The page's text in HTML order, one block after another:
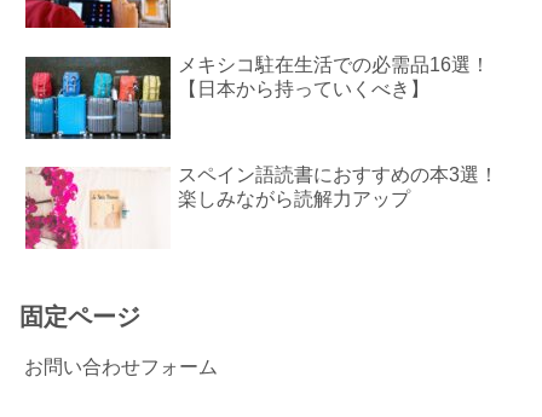
メキシコ駐在生活での必需品16選！
【日本から持っていくべき】
スペイン語読書におすすめの本3選！
楽しみながら読解力アップ
固定ページ
お問い合わせフォーム